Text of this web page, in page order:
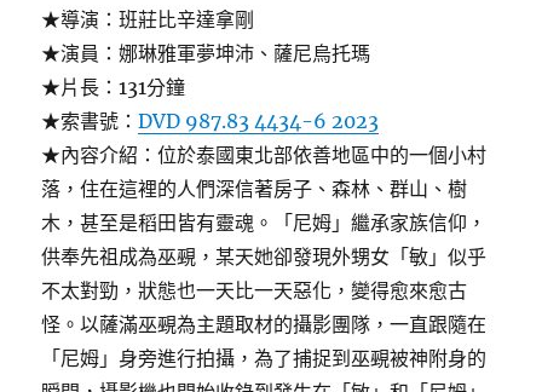
★導演：班莊比辛達拿剛
★演員：娜琳雅軍夢坤沛、薩尼烏托瑪
★片長：131分鐘
★索書號：DVD 987.83 4434-6 2023
★內容介紹：位於泰國東北部依善地區中的一個小村
落，住在這裡的人們深信著房子、森林、群山、樹
木，甚至是稻田皆有靈魂。「尼姆」繼承家族信仰，
供奉先祖成為巫覡，某天她卻發現外甥女「敏」似乎
不太對勁，狀態也一天比一天惡化，變得愈來愈古
怪。以薩滿巫覡為主題取材的攝影團隊，一直跟隨在
「尼姆」身旁進行拍攝，為了捕捉到巫覡被神附身的